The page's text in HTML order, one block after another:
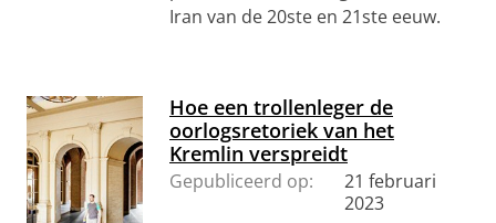
Iran van de 20ste en 21ste eeuw.
Hoe een trollenleger de
oorlogsretoriek van het
Kremlin verspreidt
Gepubliceerd op:
21 februari
2023